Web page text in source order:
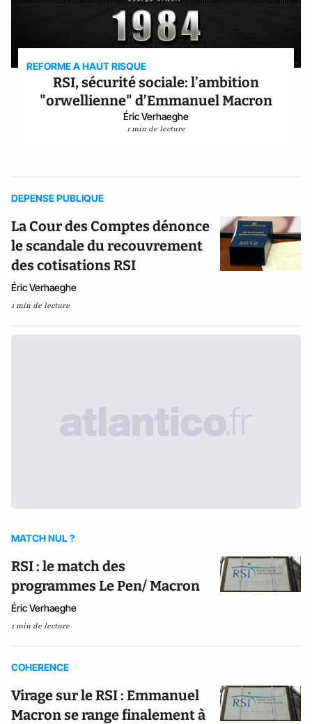
REFORME A HAUT RISQUE
RSI, sécurité sociale: l’ambition
"orwellienne" d’Emmanuel Macron
Éric Verhaeghe
1 min de lecture
DEPENSE PUBLIQUE
La Cour des Comptes dénonce
le scandale du recouvrement
des cotisations RSI
Éric Verhaeghe
1 min de lecture
MATCH NUL ?
RSI : le match des
programmes Le Pen/ Macron
Éric Verhaeghe
1 min de lecture
COHERENCE
Virage sur le RSI : Emmanuel
Macron se range finalement à